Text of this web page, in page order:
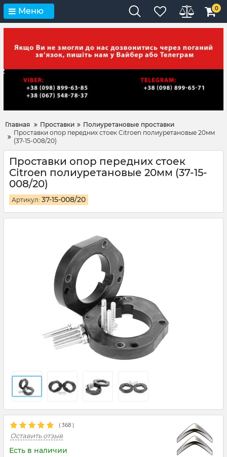
Меню 0
Главная Проставки
Полиуретановые проставки
Проставки опор передних стоек Citroen полиуретановые 20мм
(37-15-008/20)
Проставки опор передних стоек
Citroen полиуретановые 20мм (37-15-
008/20)
Артикул: 37-15-008/20
( 368 )
Оставить отзыв
Есть в наличии